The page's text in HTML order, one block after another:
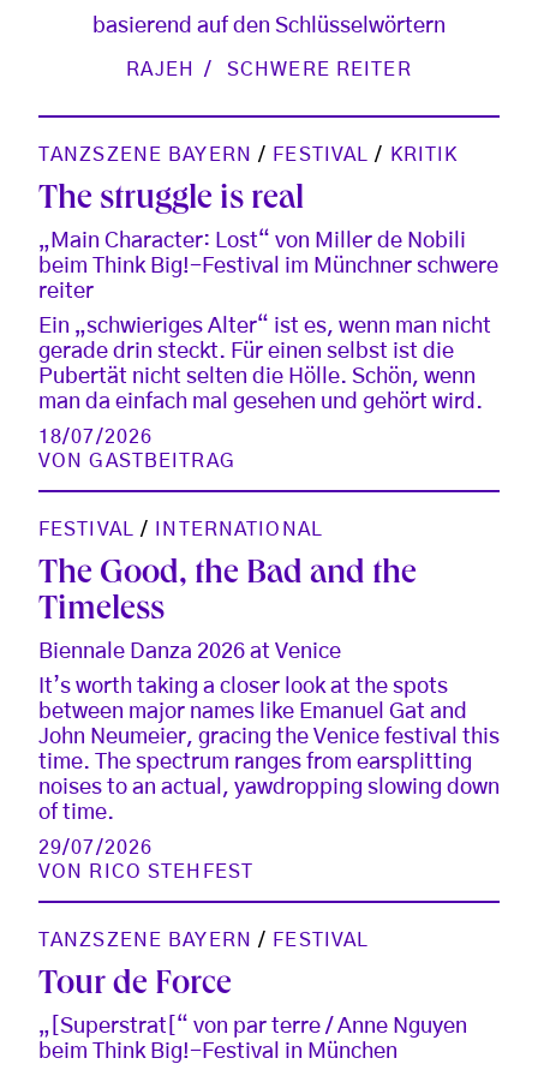
basierend auf den Schlüsselwörtern
RAJEH SCHWERE REITER
TANZSZENE BAYERN / FESTIVAL / KRITIK
The struggle is real
„Main Character: Lost“ von Miller de Nobili
beim Think Big!-Festival im Münchner schwere
reiter
Ein „schwieriges Alter“ ist es, wenn man nicht
gerade drin steckt. Für einen selbst ist die
Pubertät nicht selten die Hölle. Schön, wenn
man da einfach mal gesehen und gehört wird.
18/07/2026
VONGASTBEITRAG
FESTIVAL / INTERNATIONAL
The Good, the Bad and the
Timeless
Biennale Danza 2026 at Venice
It’s worth taking a closer look at the spots
between major names like Emanuel Gat and
John Neumeier, gracing the Venice festival this
time. The spectrum ranges from earsplitting
noises to an actual, yawdropping slowing down
of time.
29/07/2026
VON
RICO STEHFEST
TANZSZENE BAYERN / FESTIVAL
Tour de Force
„[Superstrat[“ von par terre / Anne Nguyen
beim Think Big!-Festival in München